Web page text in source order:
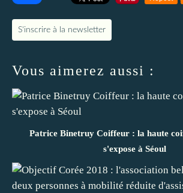
S'inscrire à la newsletter
Vous aimerez aussi :
Patrice Binetruy Coiffeur : la haute
s'expose à Séoul